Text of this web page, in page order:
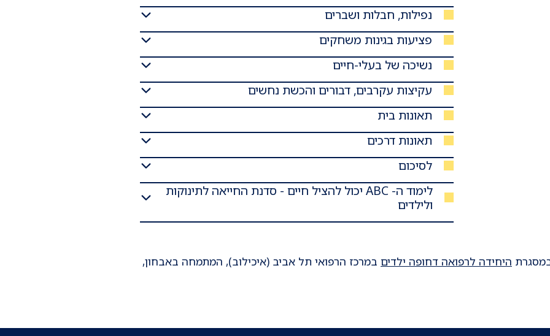
נפילות, חבלות ושברים
פציעות בגינות משחקים
נשיכה של בעלי-חיים
עקיצות עקרבים, דבורים והכשת נחשים
תאונות בית
תאונות דרכים
לסיכום
לימוד ה- ABC יכול להציל חיים - סדנת החייאה לתינוקות
ולילדים
היחידה לרפואה דחופה ילדים במרכז הרפואי תל אביב (איכילוב), המתמחה באבחון,